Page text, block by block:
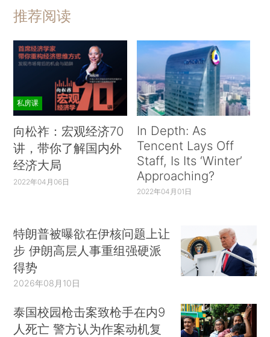
推荐阅读
私房课
向松祚：宏观经济70
讲，带你了解国内外
经济大局
2022年04月06日
In Depth: As
Tencent Lays Off
Staff, Is Its ‘Winter’
Approaching?
2022年04月01日
特朗普被曝欲在伊核问题上让
步 伊朗高层人事重组强硬派
得势
2026年08月10日
泰国校园枪击案致枪手在内9
人死亡 警方认为作案动机复